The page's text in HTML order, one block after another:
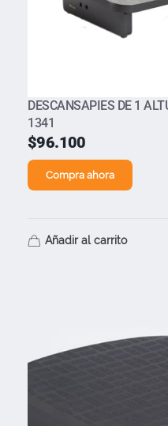
DESCANSAPIES DE 1
1341
$96.100
Compra ahora
Añadir al carrito